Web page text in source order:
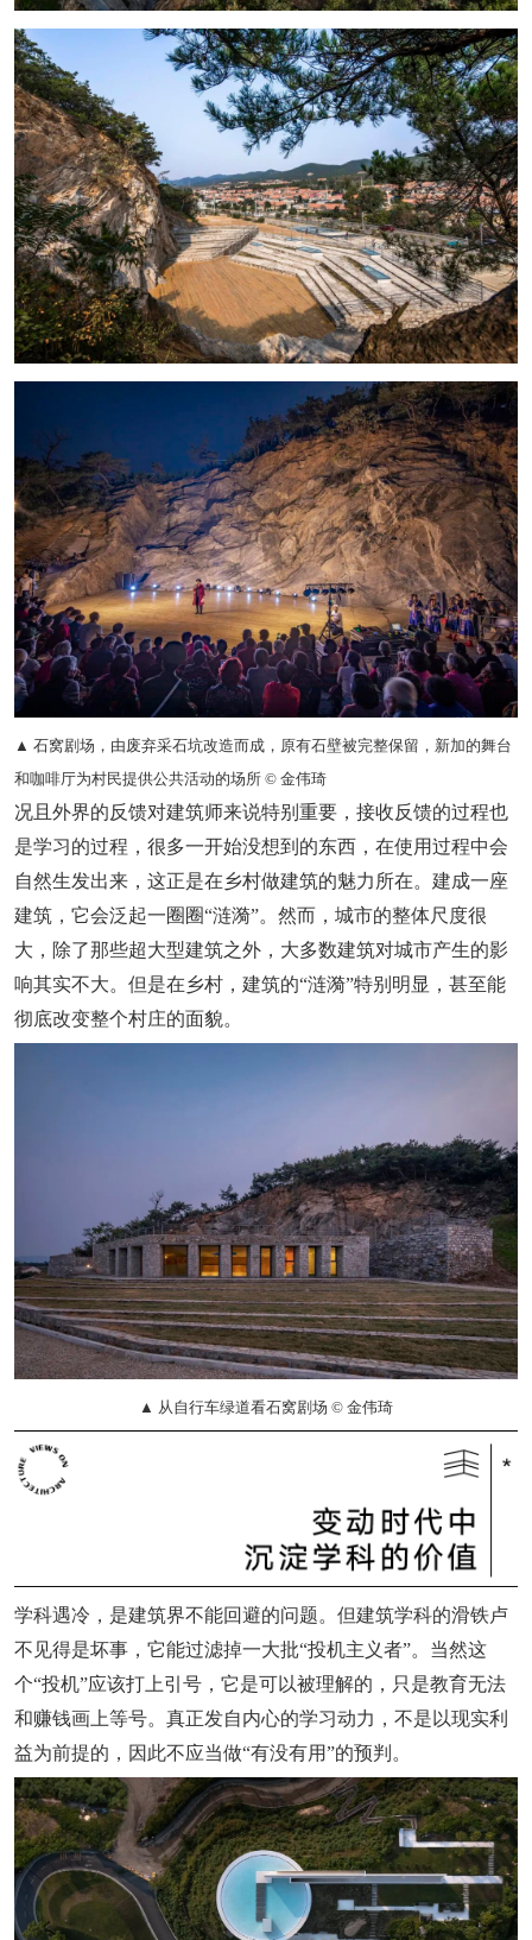
▲ 石窝剧场，由废弃采石坑改造而成，原有石壁被完整保留，新加的舞台
和咖啡厅为村民提供公共活动的场所 © 金伟琦
况且外界的反馈对建筑师来说特别重要， 接收反馈的过程也
是学习的过程，很多一开始没想到的东西，在使用过程中会
自然生发出来，这正是在乡村做建筑的魅力所在。 建成一座
建筑，它会泛起一圈圈“涟漪”。然而，城市的整体尺度很
大，除了那些超大型建筑之外，大多数建筑对城市产生的影
响其实不大。但是在乡村，建筑的“涟漪”特别明显，甚至能
彻底改变整个村庄的面貌。
▲ 从自行车绿道看石窝剧场 © 金伟琦
学科遇冷，是建筑界不能回避的问题。但建筑学科的滑铁卢
不见得是坏事，它能过滤掉一大批“投机主义者”。 当然这
个“投机”应该打上引号，它是可以被理解的，只是教育无法
和赚钱画上等号。真正发自内心的学习动力，不是以现实利
益为前提的，因此不应当做“有没有用”的预判。